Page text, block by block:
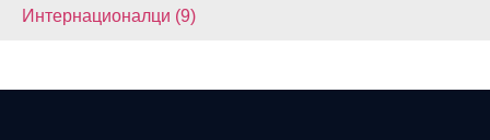
Интернационалци (9)